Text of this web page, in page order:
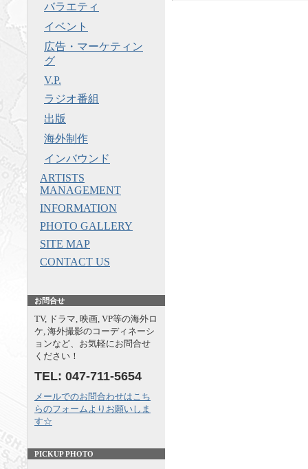
バラエティ
イベント
広告・マーケティン
グ
V.P.
ラジオ番組
出版
海外制作
インバウンド
ARTISTS
MANAGEMENT
INFORMATION
PHOTO GALLERY
SITE MAP
CONTACT US
お問合せ
TV, ドラマ, 映画, VP等の海外ロ
ケ, 海外撮影のコーディネーシ
ョンなど、お気軽にお問合せ
ください！
TEL: 047-711-5654
メールでのお問合わせはこち
らのフォームよりお願いしま
す☆
PICKUP PHOTO